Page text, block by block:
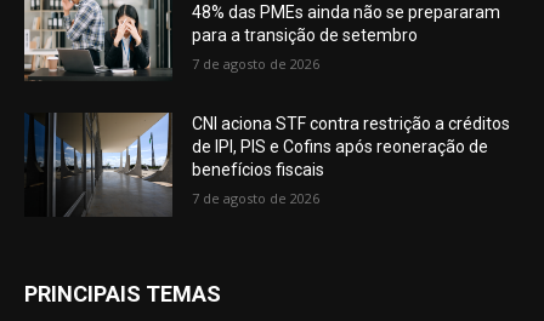
48% das PMEs ainda não se prepararam
para a transição de setembro
7 de agosto de 2026
CNI aciona STF contra restrição a créditos
de IPI, PIS e Cofins após reoneração de
benefícios fiscais
7 de agosto de 2026
PRINCIPAIS TEMAS